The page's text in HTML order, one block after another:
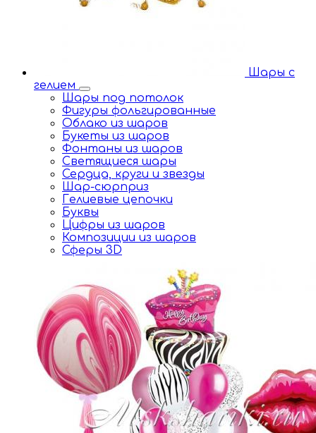
Шары с
гелием
Шары под потолок
Фигуры фольгированные
Облако из шаров
Букеты из шаров
Фонтаны из шаров
Светящиеся шары
Сердца, круги и звезды
Шар-сюрприз
Гелиевые цепочки
Буквы
Цифры из шаров
Композиции из шаров
Сферы 3D